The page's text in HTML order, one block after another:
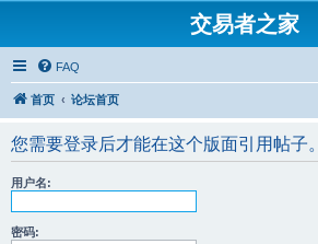
交易者之家
FAQ
首页 论坛首页
您需要登录后才能在这个版面引用帖子。
用户名:
密码: